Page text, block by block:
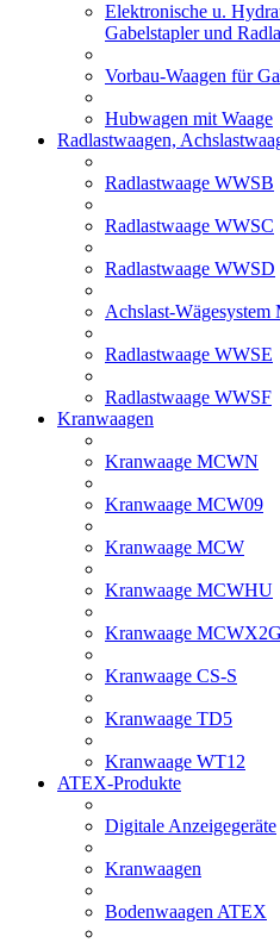
Elektronische u.
Gabelstapler und
Vorbau-Waagen für
Hubwagen mit Waage
Radlastwaagen,
Radlastwaage WWSB
Radlastwaage WWSC
Radlastwaage WWSD
Achslast-Wägesystem
Radlastwaage WWSE
Radlastwaage WWSF
Kranwaagen
Kranwaage MCWN
Kranwaage MCW09
Kranwaage MCW
Kranwaage MCWHU
Kranwaage
Kranwaage CS-S
Kranwaage TD5
Kranwaage WT12
ATEX-Produkte
Digitale Anzeigegeräte
Kranwaagen
Bodenwaagen ATEX